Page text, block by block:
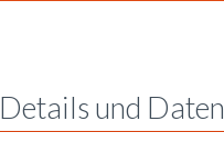
Details und Daten